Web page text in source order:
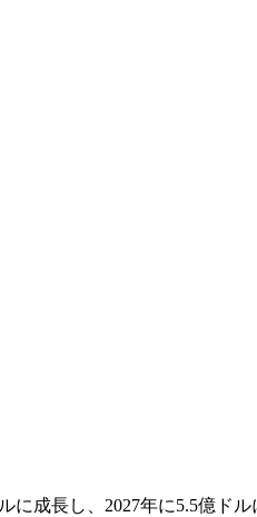
成長し、2027年に5.5億ド